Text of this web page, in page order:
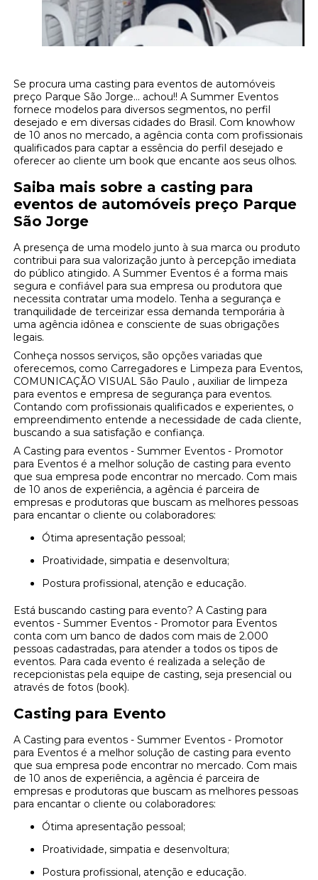
Se procura uma casting para eventos de automóveis
preço Parque São Jorge... achou!! A Summer Eventos
fornece modelos para diversos segmentos, no perfil
desejado e em diversas cidades do Brasil. Com knowhow
de 10 anos no mercado, a agência conta com profissionais
qualificados para captar a essência do perfil desejado e
oferecer ao cliente um book que encante aos seus olhos.
Saiba mais sobre a casting para
eventos de automóveis preço Parque
São Jorge
A presença de uma modelo junto à sua marca ou produto
contribui para sua valorização junto à percepção imediata
do público atingido. A Summer Eventos é a forma mais
segura e confiável para sua empresa ou produtora que
necessita contratar uma modelo. Tenha a segurança e
tranquilidade de terceirizar essa demanda temporária à
uma agência idônea e consciente de suas obrigações
legais.
Conheça nossos serviços, são opções variadas que
oferecemos, como Carregadores e Limpeza para Eventos,
COMUNICAÇÃO VISUAL São Paulo , auxiliar de limpeza
para eventos e empresa de segurança para eventos.
Contando com profissionais qualificados e experientes, o
empreendimento entende a necessidade de cada cliente,
buscando a sua satisfação e confiança.
A Casting para eventos - Summer Eventos - Promotor
para Eventos é a melhor solução de casting para evento
que sua empresa pode encontrar no mercado. Com mais
de 10 anos de experiência, a agência é parceira de
empresas e produtoras que buscam as melhores pessoas
para encantar o cliente ou colaboradores:
Ótima apresentação pessoal;
Proatividade, simpatia e desenvoltura;
Postura profissional, atenção e educação.
Está buscando casting para evento? A Casting para
eventos - Summer Eventos - Promotor para Eventos
conta com um banco de dados com mais de 2.000
pessoas cadastradas, para atender a todos os tipos de
eventos. Para cada evento é realizada a seleção de
recepcionistas pela equipe de casting, seja presencial ou
através de fotos (book).
Casting para Evento
A Casting para eventos - Summer Eventos - Promotor
para Eventos é a melhor solução de casting para evento
que sua empresa pode encontrar no mercado. Com mais
de 10 anos de experiência, a agência é parceira de
empresas e produtoras que buscam as melhores pessoas
para encantar o cliente ou colaboradores:
Ótima apresentação pessoal;
Proatividade, simpatia e desenvoltura;
Postura profissional, atenção e educação.